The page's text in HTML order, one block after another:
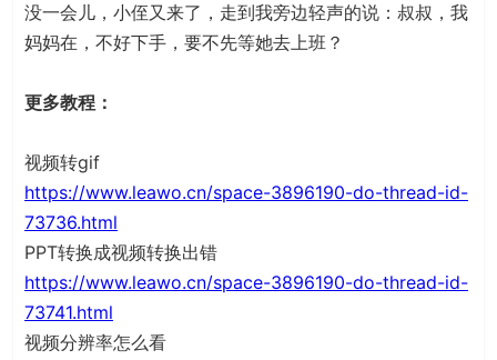
没一会儿，小侄又来了，走到我旁边轻声的说：叔叔，我
妈妈在，不好下手，要不先等她去上班？
更多教程：
视频转gif
https://www.leawo.cn/space-3896190-do-thread-id-
73736.html
PPT转换成视频转换出错
https://www.leawo.cn/space-3896190-do-thread-id-
73741.html
视频分辨率怎么看